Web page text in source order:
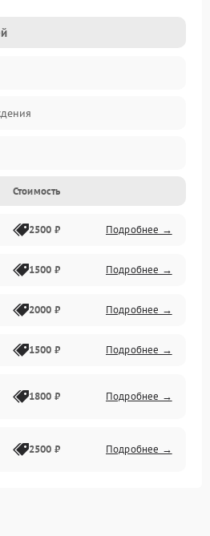
Стоимость
2500 ₽ Подробнее →
1500 ₽ Подробнее →
2000 ₽ Подробнее →
1500 ₽ Подробнее →
1800 ₽ Подробнее →
2500 ₽ Подробнее →